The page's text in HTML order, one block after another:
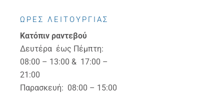
ΩΡΕΣ ΛΕΙΤΟΥΡΓΙΑΣ
Κατόπιν ραντεβού
Δευτέρα έως Πέμπτη:
08:00 – 13:00 & 17:00 –
21:00
Παρασκευή: 08:00 – 15:00